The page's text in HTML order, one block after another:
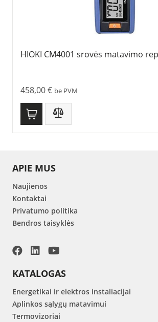
HIOKI CM4001 srovės matavimo
458,00€ be PVM
APIE MUS
Naujienos
Kontaktai
Privatumo politika
Bendros taisyklės
KATALOGAS
Energetikai ir elektros instaliacijai
Aplinkos sąlygų matavimui
Termovizoriai